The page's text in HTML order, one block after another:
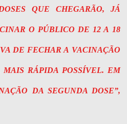
QUE CHEGARÃO, JÁ
O PÚBLICO DE 12 A 18
DE FECHAR A VACINAÇÃO
RÁPIDA POSSÍVEL. EM
DA SEGUNDA DOSE”,